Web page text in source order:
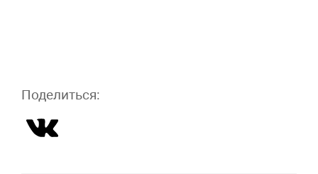
Поделиться: